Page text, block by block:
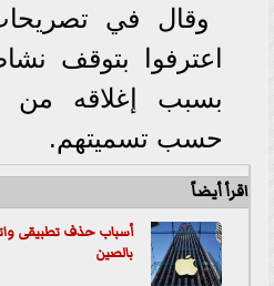
وقال في
اعترفوا بتوقف
بسبب إغلاقه من
حسب تسميتهم.
اقرأ أيضاً
بالصين